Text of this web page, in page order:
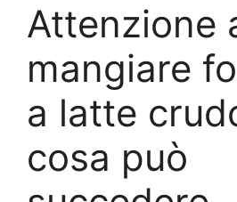
Attenzione
mangiare
a latte
cosa può